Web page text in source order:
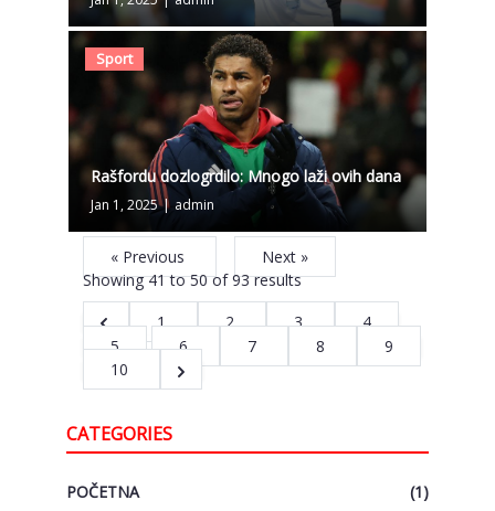
Sport
Rašfordu dozlogrdilo: Mnogo laži ovih dana
Jan 1, 2025 | admin
« Previous
Next »
Showing41to50of93results
1
2 3
4
5
6 7 8
9
10
CATEGORIES
POČETNA
(1)